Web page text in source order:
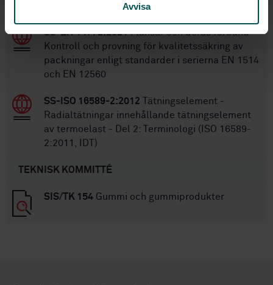
Avvisa
provning av vattentäthet (ISO 13254:2010)
SS-EN 14772:2021Flänsar och deras förband -
Kontroll och provning för kvalitetssäkring av
packningar enligt standarder i serierna EN 1514
och EN 12560
SS-ISO 16589-2:2012 Tätningselement -
Radialtätningar innehållande tätningselement
av termoelast - Del 2: Terminologi (ISO 16589-
2:2011, IDT)
TEKNISK KOMMITTÉ
SIS/TK 154 Gummi och gummiprodukter